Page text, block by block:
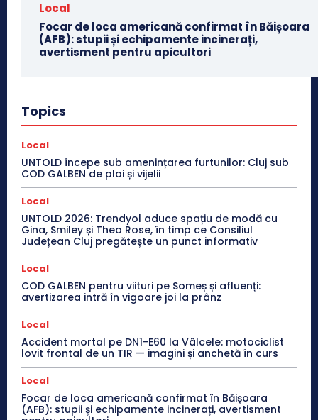
Local
Focar de loca americană confirmat în Băișoara
(AFB): stupii și echipamente incinerați,
avertisment pentru apicultori
Topics
Local
UNTOLD începe sub amenințarea furtunilor: Cluj sub
COD GALBEN de ploi și vijelii
Local
UNTOLD 2026: Trendyol aduce spațiu de modă cu
Gina, Smiley și Theo Rose, în timp ce Consiliul
Județean Cluj pregătește un punct informativ
Local
COD GALBEN pentru viituri pe Someș și afluenți:
avertizarea intră în vigoare joi la prânz
Local
Accident mortal pe DN1-E60 la Vâlcele: motociclist
lovit frontal de un TIR — imagini și anchetă în curs
Local
Focar de loca americană confirmat în Băișoara
(AFB): stupii și echipamente incinerați, avertisment